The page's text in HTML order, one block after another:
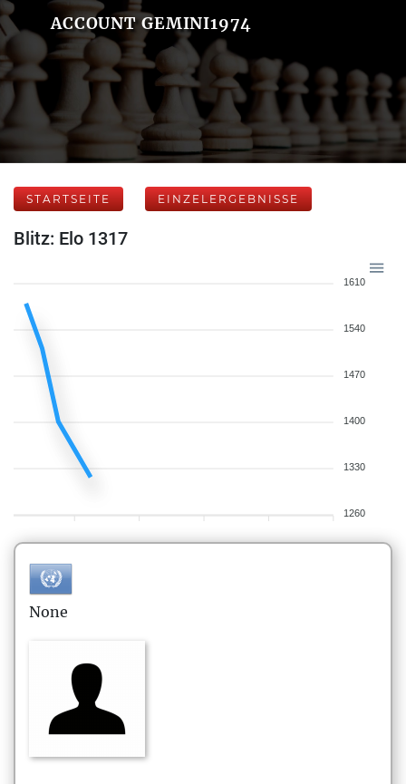
ACCOUNT GEMINI1974
STARTSEITE EINZELERGEBNISSE
Blitz: Elo 1317
1610
1540
1470
1400
1330
1260
None